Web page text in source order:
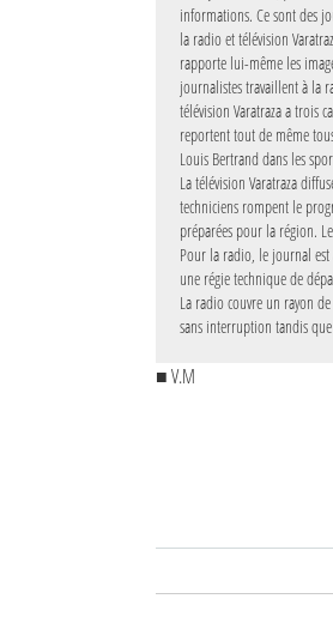
informations. Ce sont des
la radio et télévision
rapporte lui-même les
journalistes travaillent à la
télévision Varatraza a trois
reportent tout de même
Louis Bertrand dans les
La télévision Varatraza
techniciens rompent le
préparées pour la région.
Pour la radio, le journal
une régie technique de
La radio couvre un rayon
sans interruption tandis
■ V.M